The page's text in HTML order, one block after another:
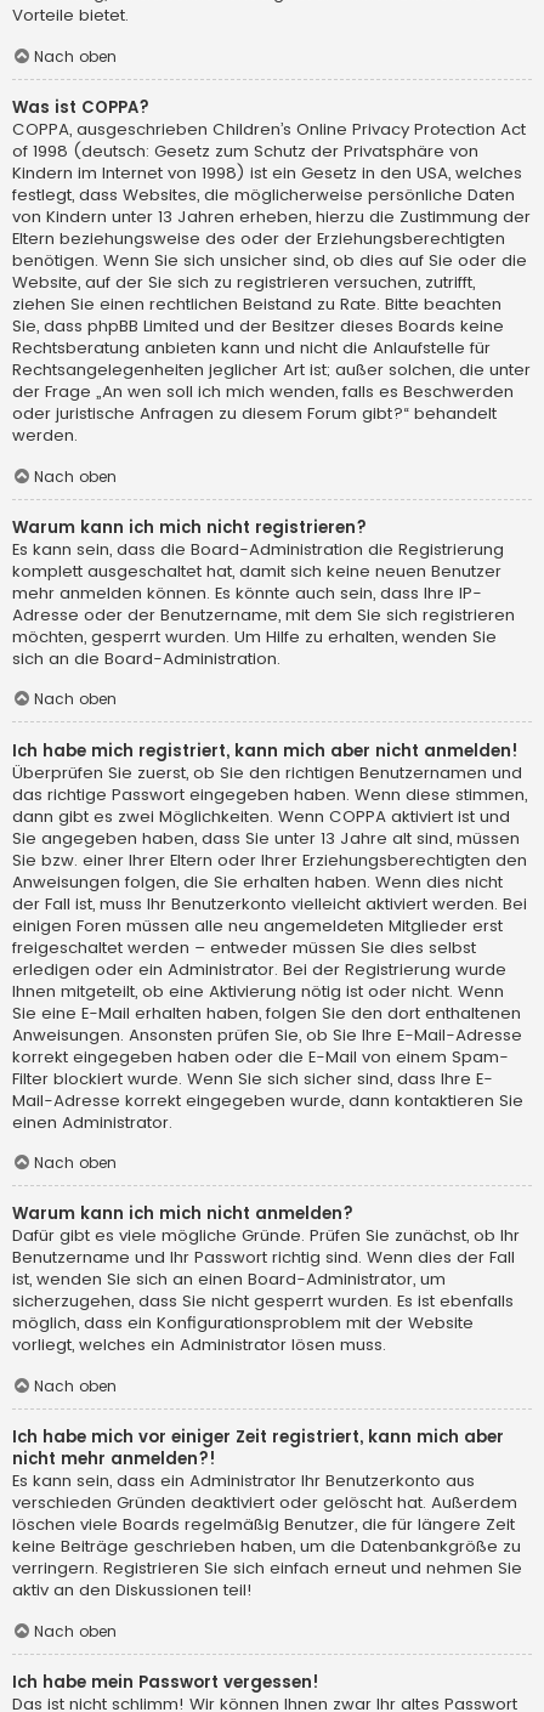
Vorteile bietet.
Nach oben
Was ist COPPA?
COPPA, ausgeschrieben Children’s Online Privacy Protection Act
of 1998 (deutsch: Gesetz zum Schutz der Privatsphäre von
Kindern im Internet von 1998) ist ein Gesetz in den USA, welches
festlegt, dass Websites, die möglicherweise persönliche Daten
von Kindern unter 13 Jahren erheben, hierzu die Zustimmung der
Eltern beziehungsweise des oder der Erziehungsberechtigten
benötigen. Wenn Sie sich unsicher sind, ob dies auf Sie oder die
Website, auf der Sie sich zu registrieren versuchen, zutrifft,
ziehen Sie einen rechtlichen Beistand zu Rate. Bitte beachten
Sie, dass phpBB Limited und der Besitzer dieses Boards keine
Rechtsberatung anbieten kann und nicht die Anlaufstelle für
Rechtsangelegenheiten jeglicher Art ist; außer solchen, die unter
der Frage „An wen soll ich mich wenden, falls es Beschwerden
oder juristische Anfragen zu diesem Forum gibt?“ behandelt
werden.
Nach oben
Warum kann ich mich nicht registrieren?
Es kann sein, dass die Board-Administration die Registrierung
komplett ausgeschaltet hat, damit sich keine neuen Benutzer
mehr anmelden können. Es könnte auch sein, dass Ihre IP-
Adresse oder der Benutzername, mit dem Sie sich registrieren
möchten, gesperrt wurden. Um Hilfe zu erhalten, wenden Sie
sich an die Board-Administration.
Nach oben
Ich habe mich registriert, kann mich aber nicht anmelden!
Überprüfen Sie zuerst, ob Sie den richtigen Benutzernamen und
das richtige Passwort eingegeben haben. Wenn diese stimmen,
dann gibt es zwei Möglichkeiten. Wenn COPPA aktiviert ist und
Sie angegeben haben, dass Sie unter 13 Jahre alt sind, müssen
Sie bzw. einer Ihrer Eltern oder Ihrer Erziehungsberechtigten den
Anweisungen folgen, die Sie erhalten haben. Wenn dies nicht
der Fall ist, muss Ihr Benutzerkonto vielleicht aktiviert werden. Bei
einigen Foren müssen alle neu angemeldeten Mitglieder erst
freigeschaltet werden – entweder müssen Sie dies selbst
erledigen oder ein Administrator. Bei der Registrierung wurde
Ihnen mitgeteilt, ob eine Aktivierung nötig ist oder nicht. Wenn
Sie eine E-Mail erhalten haben, folgen Sie den dort enthaltenen
Anweisungen. Ansonsten prüfen Sie, ob Sie Ihre E-Mail-Adresse
korrekt eingegeben haben oder die E-Mail von einem Spam-
Filter blockiert wurde. Wenn Sie sich sicher sind, dass Ihre E-
Mail-Adresse korrekt eingegeben wurde, dann kontaktieren Sie
einen Administrator.
Nach oben
Warum kann ich mich nicht anmelden?
Dafür gibt es viele mögliche Gründe. Prüfen Sie zunächst, ob Ihr
Benutzername und Ihr Passwort richtig sind. Wenn dies der Fall
ist, wenden Sie sich an einen Board-Administrator, um
sicherzugehen, dass Sie nicht gesperrt wurden. Es ist ebenfalls
möglich, dass ein Konfigurationsproblem mit der Website
vorliegt, welches ein Administrator lösen muss.
Nach oben
Ich habe mich vor einiger Zeit registriert, kann mich aber
nicht mehr anmelden?!
Es kann sein, dass ein Administrator Ihr Benutzerkonto aus
verschieden Gründen deaktiviert oder gelöscht hat. Außerdem
löschen viele Boards regelmäßig Benutzer, die für längere Zeit
keine Beiträge geschrieben haben, um die Datenbankgröße zu
verringern. Registrieren Sie sich einfach erneut und nehmen Sie
aktiv an den Diskussionen teil!
Nach oben
Ich habe mein Passwort vergessen!
Das ist nicht schlimm! Wir können Ihnen zwar Ihr altes Passwort